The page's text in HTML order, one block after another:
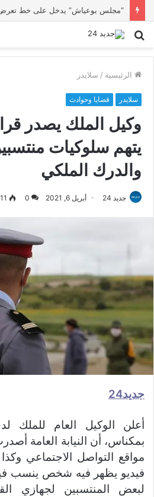
بحث
الرئيسية / سلايدر
سلايدر قضايا وحوادث
وكيل الملك يصدر
يتهم سلوكيات
والدرك الملكي
جديد 24 أبريل 6, 2021 0
11
جديد24
أعلن الوكيل العام للملك
بمكناس، أن النيابة العامة
مواقع التواصل الاجتماعي
فيديو يظهر فيه شخص ينسب
لبعض المنتسبين لجهازي